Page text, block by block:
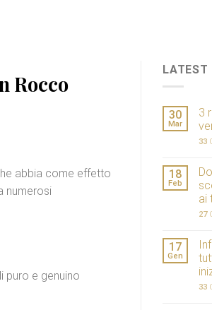
Rocco
abbia come effetto
numerosi
puro e genuino
LATEST
30
Mar
3
33
18
Feb
ai
27
17
Gen
33